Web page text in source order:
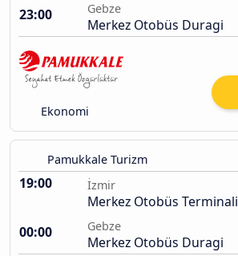
23:00
Gebze
Merkez Otobüs Duragi
Ekonomi
Pamukkale Turizm
19:00 İzmir
Merkez Otobüs Terminali
00:00
Gebze
Merkez Otobüs Duragi